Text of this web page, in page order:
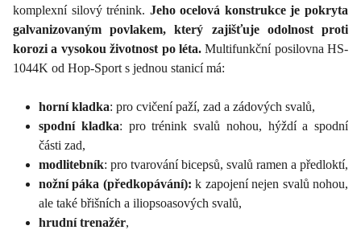
komplexní silový trénink. Jeho ocelová konstrukce je pokryta
galvanizovaným povlakem, který zajišťuje odolnost proti
korozi a vysokou životnost po léta.Multifunkční posilovna HS-
1044K od Hop-Sport s jednou stanicí má:
horní kladka: pro cvičení paží, zad a zádových svalů,
spodní kladka: pro trénink svalů nohou, hýždí a spodní
části zad,
modlitebník: pro tvarování bicepsů, svalů ramen a předloktí,
nožní páka (předkopávání): k zapojení nejen svalů nohou,
ale také břišních a iliopsoasových svalů,
hrudní trenažér,